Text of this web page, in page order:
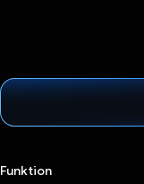
Funktion